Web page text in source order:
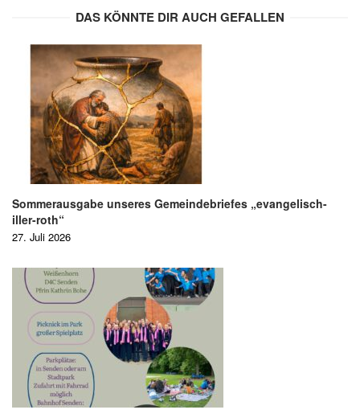
DAS KÖNNTE DIR AUCH GEFALLEN
Sommerausgabe unseres Gemeindebriefes „evangelisch-
iller-roth“
27. Juli 2026